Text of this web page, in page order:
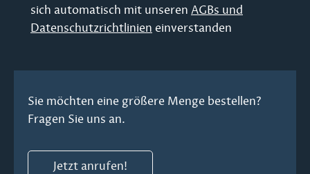
sich automatisch mit unseren AGBs und
Datenschutzrichtlinien einverstanden
Sie möchten eine größere Menge bestellen?
Fragen Sie uns an.
Jetzt anrufen!